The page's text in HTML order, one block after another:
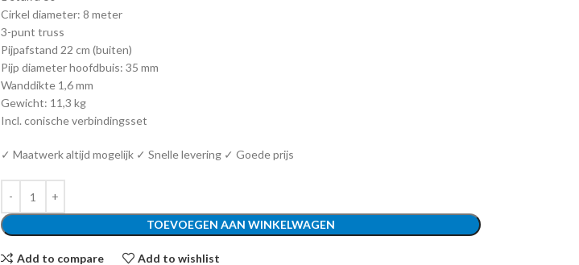
Cirkel diameter: 8 meter
3-punt truss
Pijpafstand 22 cm (buiten)
Pijp diameter hoofdbuis: 35 mm
Wanddikte 1,6 mm
Gewicht: 11,3 kg
Incl. conische verbindingsset
✓ Maatwerk altijd mogelijk ✓ Snelle levering ✓ Goede prijs
TOEVOEGEN AAN WINKELWAGEN
Add to compare Add to wishlist